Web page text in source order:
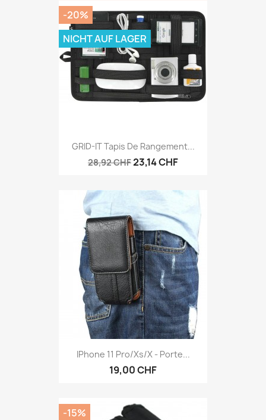
GRID-IT Tapis De Rangement...
28,92 CHF23,14 CHF
-20%
NICHT AUF LAGER
IPhone 11 Pro/Xs/X - Porte...
19,00 CHF
-15%